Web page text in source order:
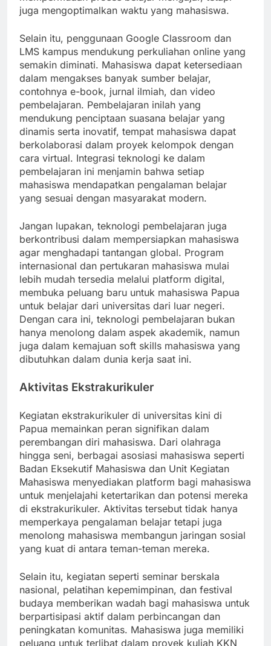
juga mengoptimalkan waktu yang mahasiswa.
Selain itu, penggunaan Google Classroom dan
LMS kampus mendukung perkuliahan online yang
semakin diminati. Mahasiswa dapat ketersediaan
dalam mengakses banyak sumber belajar,
contohnya e-book, jurnal ilmiah, dan video
pembelajaran. Pembelajaran inilah yang
mendukung penciptaan suasana belajar yang
dinamis serta inovatif, tempat mahasiswa dapat
berkolaborasi dalam proyek kelompok dengan
cara virtual. Integrasi teknologi ke dalam
pembelajaran ini menjamin bahwa setiap
mahasiswa mendapatkan pengalaman belajar
yang sesuai dengan masyarakat modern.
Jangan lupakan, teknologi pembelajaran juga
berkontribusi dalam mempersiapkan mahasiswa
agar menghadapi tantangan global. Program
internasional dan pertukaran mahasiswa mulai
lebih mudah tersedia melalui platform digital,
membuka peluang baru untuk mahasiswa Papua
untuk belajar dari universitas dari luar negeri.
Dengan cara ini, teknologi pembelajaran bukan
hanya menolong dalam aspek akademik, namun
juga dalam kemajuan soft skills mahasiswa yang
dibutuhkan dalam dunia kerja saat ini.
Aktivitas Ekstrakurikuler
Kegiatan ekstrakurikuler di universitas kini di
Papua memainkan peran signifikan dalam
perembangan diri mahasiswa. Dari olahraga
hingga seni, berbagai asosiasi mahasiswa seperti
Badan Eksekutif Mahasiswa dan Unit Kegiatan
Mahasiswa menyediakan platform bagi mahasiswa
untuk menjelajahi ketertarikan dan potensi mereka
di ekstrakurikuler. Aktivitas tersebut tidak hanya
memperkaya pengalaman belajar tetapi juga
menolong mahasiswa membangun jaringan sosial
yang kuat di antara teman-teman mereka.
Selain itu, kegiatan seperti seminar berskala
nasional, pelatihan kepemimpinan, dan festival
budaya memberikan wadah bagi mahasiswa untuk
berpartisipasi aktif dalam perbincangan dan
peningkatan komunitas. Mahasiswa juga memiliki
peluang untuk terlibat dalam proyek kuliah KKN